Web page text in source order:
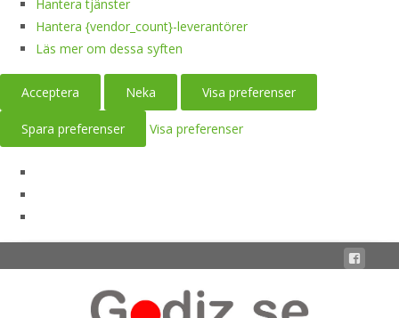
Hantera tjänster
Hantera {vendor_count}-leverantörer
Läs mer om dessa syften
Acceptera Neka Visa preferenser
Spara preferenser Visa preferenser